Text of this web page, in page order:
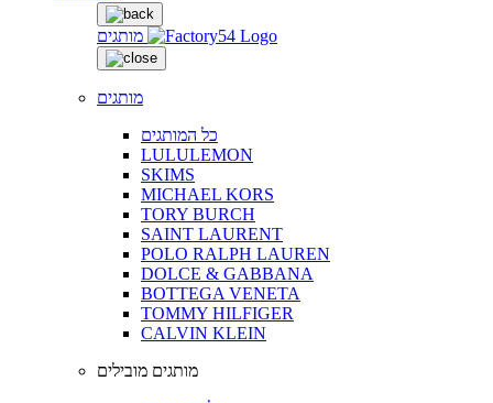
מותגים
מותגים
כל המותגים
LULULEMON
SKIMS
MICHAEL KORS
TORY BURCH
SAINT LAURENT
POLO RALPH LAUREN
DOLCE & GABBANA
BOTTEGA VENETA
TOMMY HILFIGER
CALVIN KLEIN
מותגים מובילים